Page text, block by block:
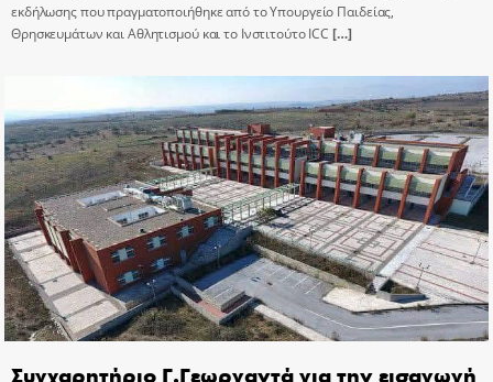
εκδήλωσης που πραγματοποιήθηκε από το Υπουργείο Παιδείας,
Θρησκευμάτων και Αθλητισμού και το Ινστιτούτο ICC […]
Συγχαρητήριο Γ.Γεωργαντά για την εισαγωγή